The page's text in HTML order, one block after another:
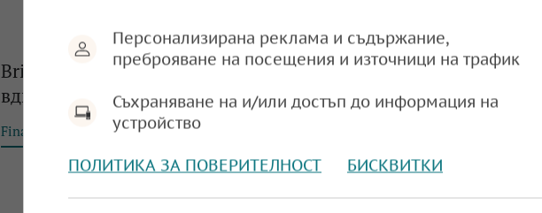
British Airways е поредната голяма авиокомпания, която ще
вдигне цените на билетите си
Financial Tribune
Персонализирана реклама и съдържание,
преброяване на посещения и източници на трафик
Съхраняване на и/или достъп до информация на
устройство
ПОЛИТИКА ЗА ПОВЕРИТЕЛНОСТ БИСКВИТКИ